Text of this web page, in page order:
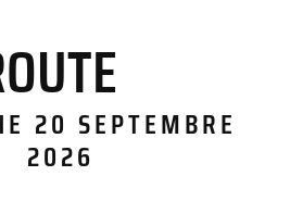
20 SEPTEMBRE
2026